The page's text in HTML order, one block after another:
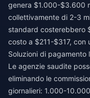
genera $1.000-$3.600
collettivamente di 2-3
standard costerebbero
costo a $211-$317,
Soluzioni di pagamento
Le agenzie saudite
eliminando le
giornalieri: 1.000-